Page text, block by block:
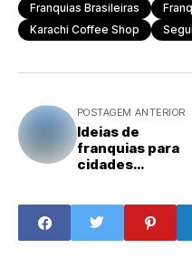
Franquias Brasileiras
Karachi Coffee Shop
POSTAGEM ANTERIOR
Ideias de
franquias para
cidades